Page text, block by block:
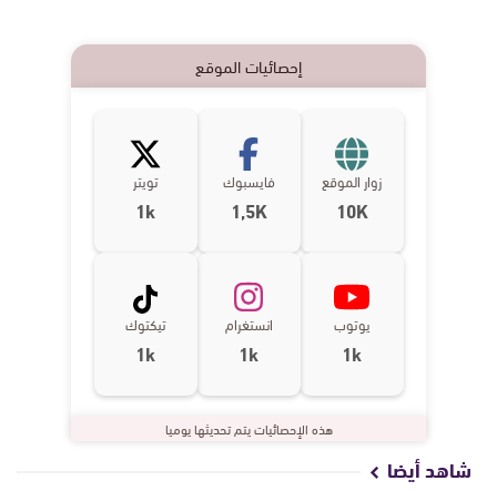
إحصائيات الموقع
زوار الموقع
10K
فايسبوك
1,5K
تويتر
1k
يوتوب
1k
انستغرام
1k
تيكتوك
1k
هذه الإحصائيات يتم تحديثها يوميا
شاهد أيضا